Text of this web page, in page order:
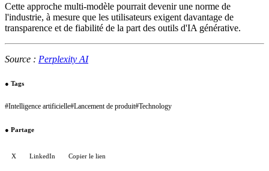
Cette approche multi-modèle pourrait devenir une norme de
l'industrie, à mesure que les utilisateurs exigent davantage de
transparence et de fiabilité de la part des outils d'IA générative.
Source : Perplexity AI
● Tags
#Intelligence artificielle#Lancement de produit#Technology
● Partage
X LinkedIn Copier le lien